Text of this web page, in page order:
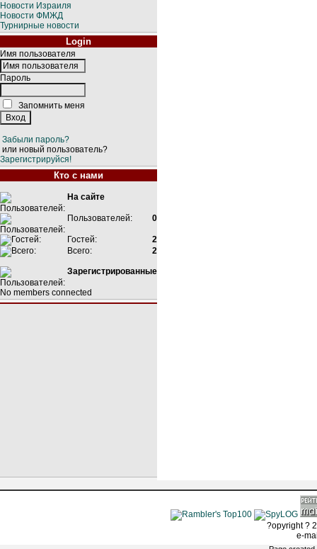
Новости Израиля
Новости ФМЖД
Турнирные новости
Login
Имя пользователя
Пароль
Запомнить меня
Забыли пароль?
или новый пользователь?
Зарегистрируйся!
Кто с нами
На сайте
Пользователей: 0
Гостей:
2
Всего:
2
Зарегистрированные
No members connected
?opyright ?
e-